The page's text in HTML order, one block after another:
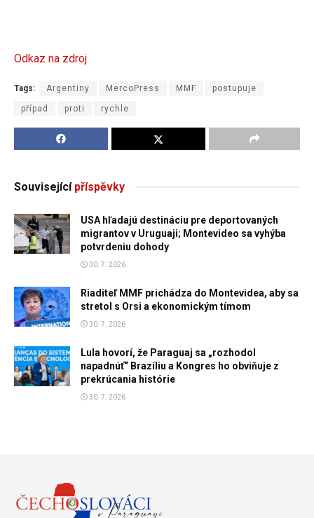
Odkaz na zdroj
Tags: Argentiny MercoPress MMF postupuje
případ proti rychle
Souvisejícípříspěvky
USA hľadajú destináciu pre deportovaných
migrantov v Uruguaji; Montevideo sa vyhýba
potvrdeniu dohody
30. 7. 2026
Riaditeľ MMF prichádza do Montevidea, aby sa
stretol s Orsi a ekonomickým tímom
30. 7. 2026
Lula hovorí, že Paraguaj sa „rozhodol
napadnúť“ Brazíliu a Kongres ho obviňuje z
prekrúcania histórie
30. 7. 2026